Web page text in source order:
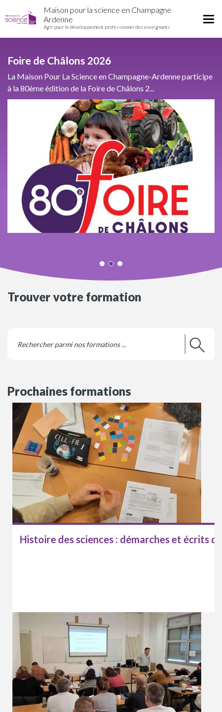
Région
au
contenu
Maison pour la science en Champagne
Ardenne
Agir pour le développement professionnel des enseignants
Foire de Châlons 2026
La Maison Pour La Science en Champagne-Ardenne participe
à la 80ème édition de la Foire de Châlons 2...
Trouver votre formation
Prochaines formations
Histoire des sciences : démarches et écrits